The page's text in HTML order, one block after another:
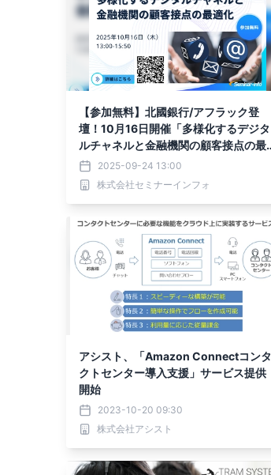
【参加無料】北國銀行/アフラック登
壇！10月16日開催「多様化するデジタ
ルチャネルと金融機関の顧客接点の最
適化」 ❘ セミナーインフォ
2025-09-24 13:00
株式会社セミナーインフォ
アシスト、「Amazon Connectコンタ
クトセンター導入支援」サービス提供
開始
2023-10-20 09:30
株式会社アシスト